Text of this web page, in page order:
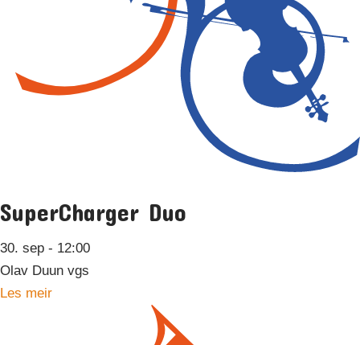
SuperCharger Duo
30. sep - 12:00
Olav Duun vgs
Les meir